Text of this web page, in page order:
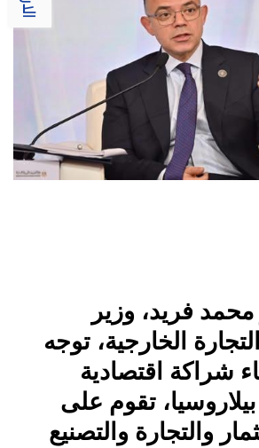
محمد فريد، وزير
الخارجية، توجه
شراكة اقتصادية
تقوم على
والتجارة والتصنيع